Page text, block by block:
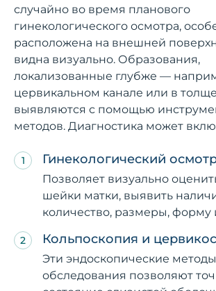
случайно во время планового
гинекологического осмотра,
расположена на внешней
видна визуально. Образования,
локализованные глубже —
цервикальном канале или в
выявляются с помощью
методов. Диагностика может
Гинекологический
Позволяет визуально
шейки матки, выявить
количество, размеры, форму
Кольпоскопия и
Эти эндоскопические методы
обследования позволяют